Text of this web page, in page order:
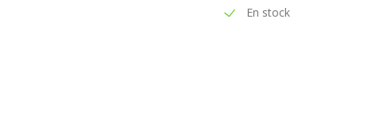
En stock